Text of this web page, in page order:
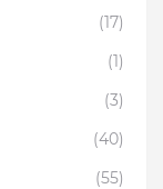
(17)
(1)
(3)
(40)
(55)